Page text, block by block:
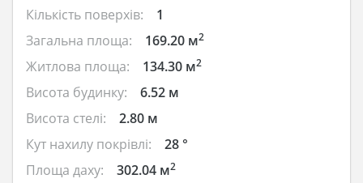
Кількість поверхів:
1
Загальна площа:
169.20 м2
Житлова площа: 134.30 м2
Висота будинку:
6.52 м
Висота стелі:
2.80 м
Кут нахилу покрівлі:
28 °
Площа даху:
302.04 м2